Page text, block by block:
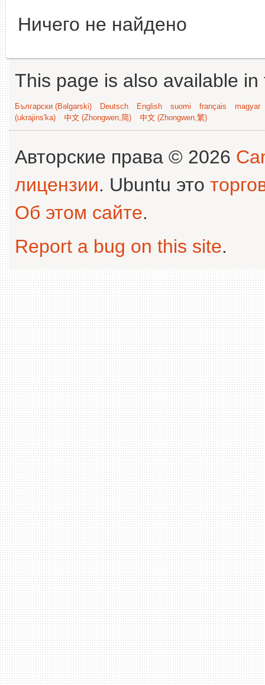
Ничего не найдено
This page is also available
Български (Bəlgarski) Deutsch English suomi français
magyar
(ukrajins'ka)
中文 (Zhongwen,简) 中文 (Zhongwen,繁)
Авторские права © 2026
лицензии. Ubuntu это
Об этом сайте.
Report a bug on this site.